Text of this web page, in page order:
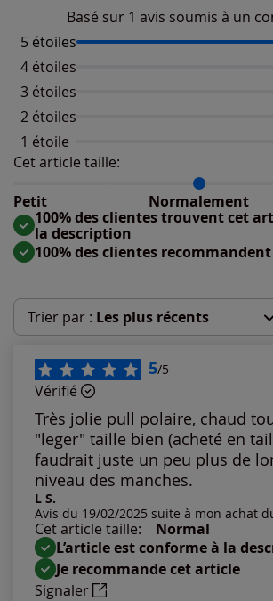
Basé sur 1 avis soumis à un
5 étoiles
4 étoiles
3 étoiles
2 étoiles
1 étoile
Cet article taille:
Petit
Normalement
Répartition du taillant selon les avis
Taille normalement : 100%
Taille grand : 0%
100% des clientes trouvent cet
la description
100% des clientes
Trier par : Les plus récents
Les plus récents
Les plus anciens
Notes les plus élevées
Notes les plus basses
5/5
Vérifié
Très jolie pull polaire, chaud
"leger" taille bien (acheté en
faudrait juste un peu plus de
niveau des manches.
L S.
Avis du 19/02/2025 suite à mon achat
Cet article taille:
Normal
L’article est conforme à la
Je recommande cet article
Signaler